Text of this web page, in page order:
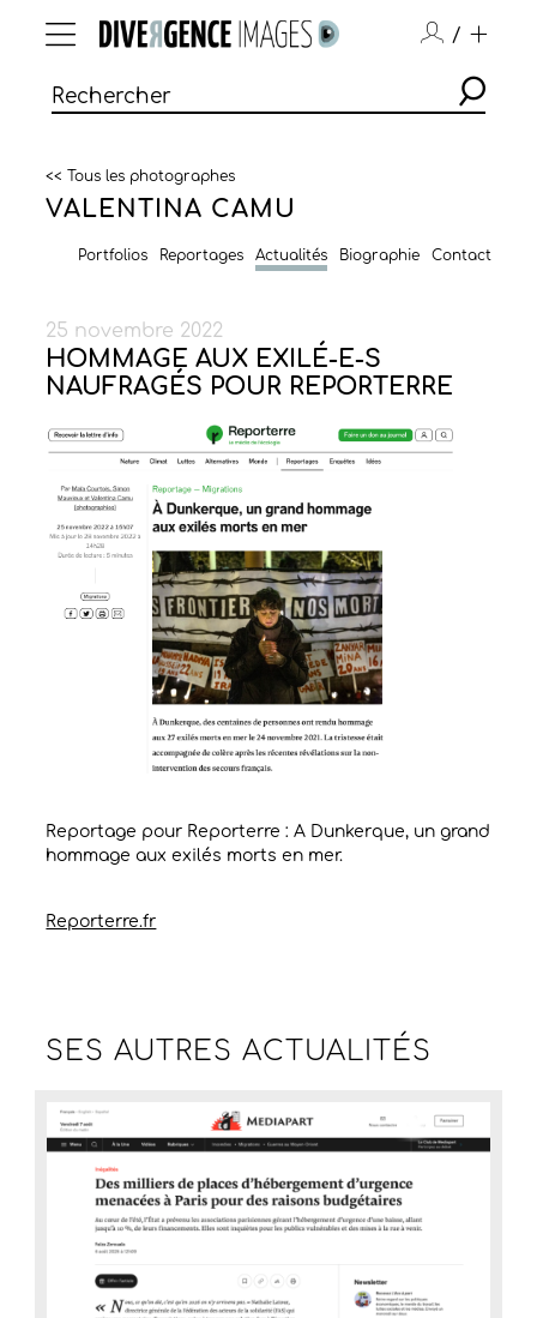
/
<< Tous les photographes
VALENTINA CAMU
Portfolios Reportages Actualités Biographie Contact
25 novembre 2022
HOMMAGE AUX EXILÉ-E-S
NAUFRAGÉS POUR REPORTERRE
Reportage pour Reporterre : A Dunkerque, un grand
hommage aux exilés morts en mer.
Reporterre.fr
SES AUTRESACTUALITÉS